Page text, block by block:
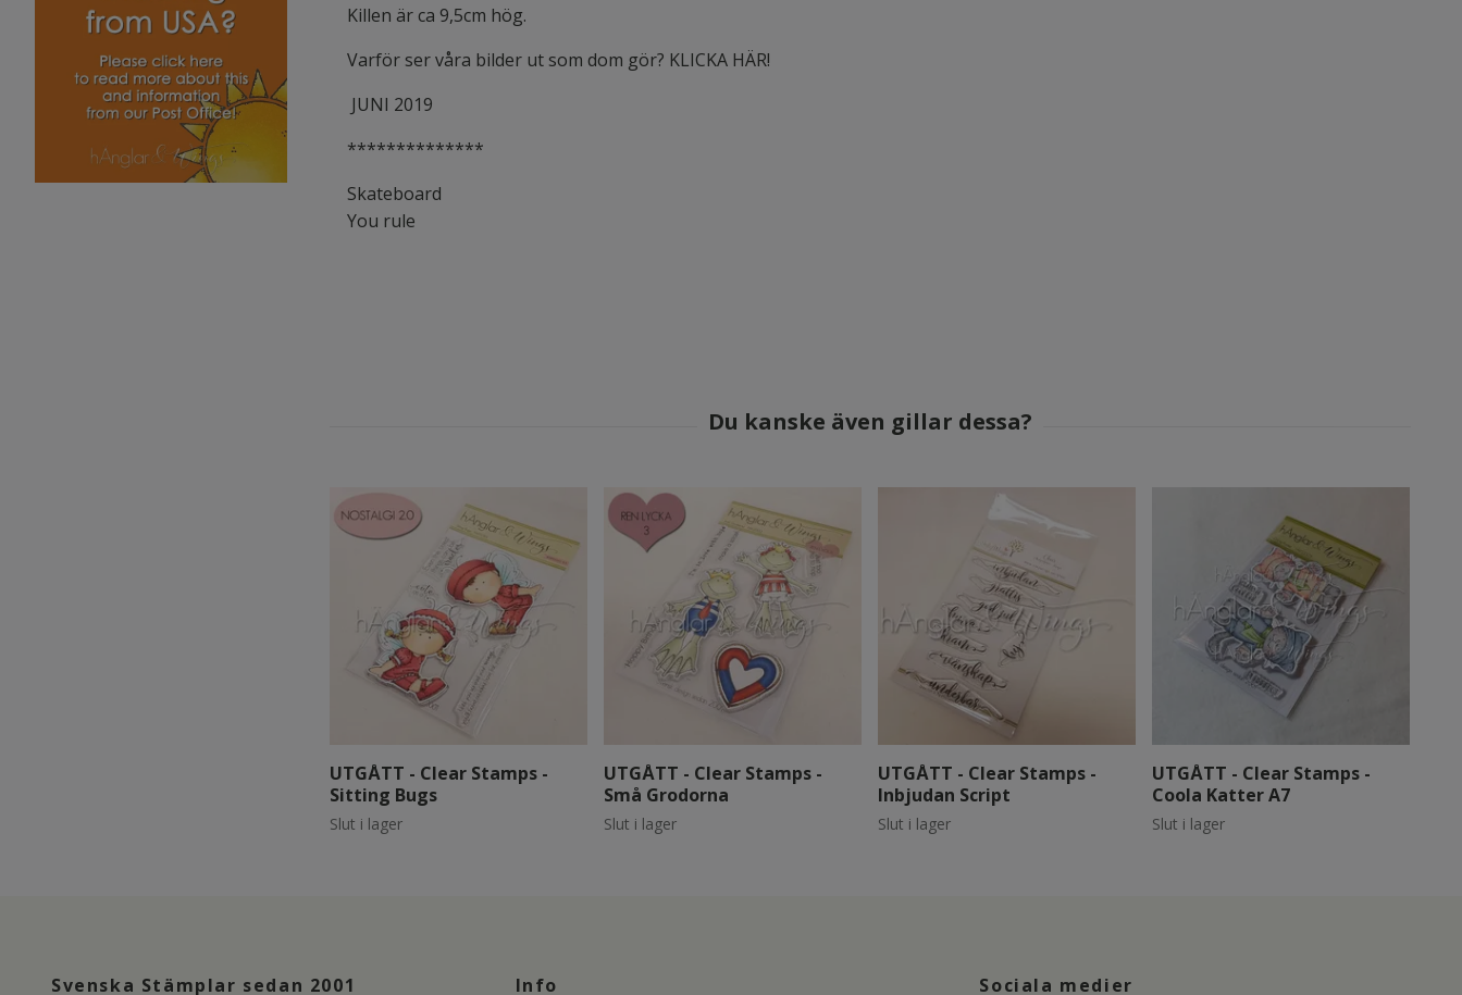
Killen är ca 9,5cm hög.
Varför ser våra bilder ut som dom gör? KLICKA HÄR!
JUNI 2019
**************
Skateboard
You rule
UTGÅTT - Clear Stamps -
Sitting Bugs
Slut i lager
UTGÅTT - Clear Stamps -
Små Grodorna
Slut i lager
UTGÅTT - Clear Stamps -
Inbjudan Script
Slut i lager
UTGÅTT - Clear Stamps -
Coola Katter A7
Slut i lager
Svenska Stämplar sedan 2001 Info Sociala medier